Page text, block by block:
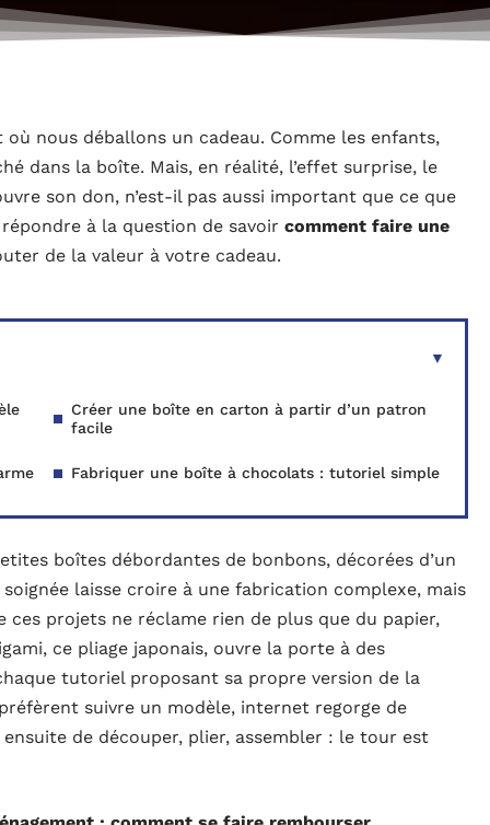
nous déballons un cadeau. Comme les enfants,
dans la boîte. Mais, en réalité, l’effet surprise, le
son don, n’est-il pas aussi important que ce que
à la question de savoir comment faire une
de la valeur à votre cadeau.
Créer une boîte en carton à partir d’un patron
facile
Fabriquer une boîte à chocolats : tutoriel simple
boîtes débordantes de bonbons, décorées d’un
laisse croire à une fabrication complexe, mais
projets ne réclame rien de plus que du papier,
ce pliage japonais, ouvre la porte à des
tutoriel proposant sa propre version de la
suivre un modèle, internet regorge de
de découper, plier, assembler : le tour est